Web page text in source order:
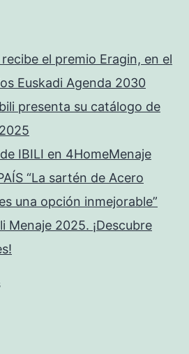
el premio Eragin, en el
Euskadi Agenda 2030
presenta su catálogo de
IBILI en 4HomeMenaje
“La sartén de Acero
una opción inmejorable”
Menaje 2025. ¡Descubre